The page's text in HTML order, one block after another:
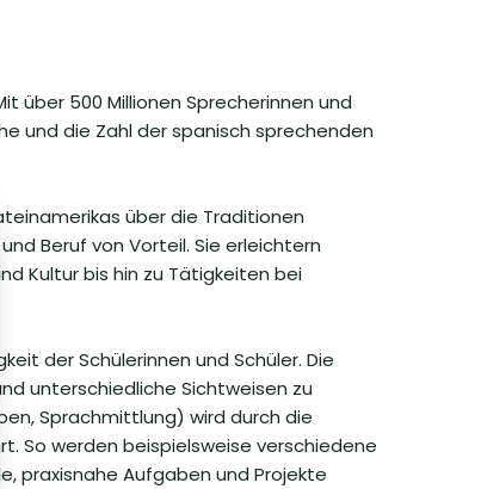
über 500 Millionen Sprecherinnen und
und die Zahl der spanisch sprechenden
über die Traditionen
Beruf von Vorteil. Sie erleichtern
Kultur bis hin zu Tätigkeiten bei
der Schülerinnen und Schüler. Die
unterschiedliche Sichtweisen zu
Sprachmittlung) wird durch die
So werden beispielsweise verschiedene
praxisnahe Aufgaben und Projekte